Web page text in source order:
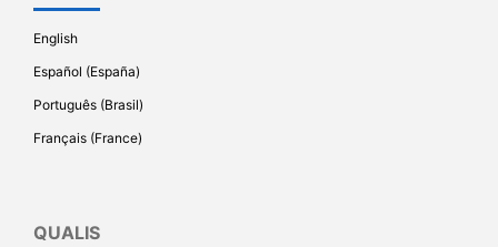
English
Español (España)
Português (Brasil)
Français (France)
QUALIS